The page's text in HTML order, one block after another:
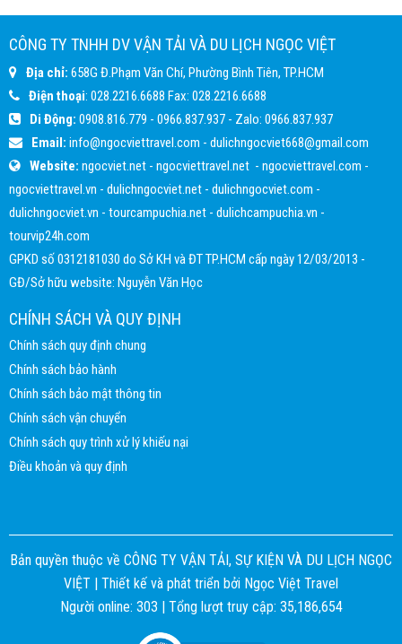
CÔNG TY TNHH DV VẬN TẢI VÀ DU LỊCH NGỌC VIỆT
Địa chỉ: 658G Đ.Phạm Văn Chí, Phường Bình Tiên, TP.HCM
Điện thoại: 028.2216.6688 Fax: 028.2216.6688
Di Động: 0908.816.779 - 0966.837.937 - Zalo: 0966.837.937
Email: info@ngocviettravel.com - dulichngocviet668@gmail.com
Website: ngocviet.net - ngocviettravel.net - ngocviettravel.com -
ngocviettravel.vn - dulichngocviet.net - dulichngocviet.com -
dulichngocviet.vn - tourcampuchia.net - dulichcampuchia.vn -
tourvip24h.com
GPKD số 0312181030 do Sở KH và ĐT TP.HCM cấp ngày 12/03/2013 -
GĐ/Sở hữu website: Nguyễn Văn Học
CHÍNH SÁCH VÀ QUY ĐỊNH
Chính sách quy định chung
Chính sách bảo hành
Chính sách bảo mật thông tin
Chính sách vận chuyển
Chính sách quy trình xử lý khiếu nại
Điều khoản và quy định
Bản quyền thuộc về CÔNG TY VẬN TẢI, SỰ KIỆN VÀ DU LỊCH NGỌC
VIỆT | Thiết kế và phát triển bởi Ngọc Việt Travel
Người online: 303 | Tổng lượt truy cập: 35,186,654